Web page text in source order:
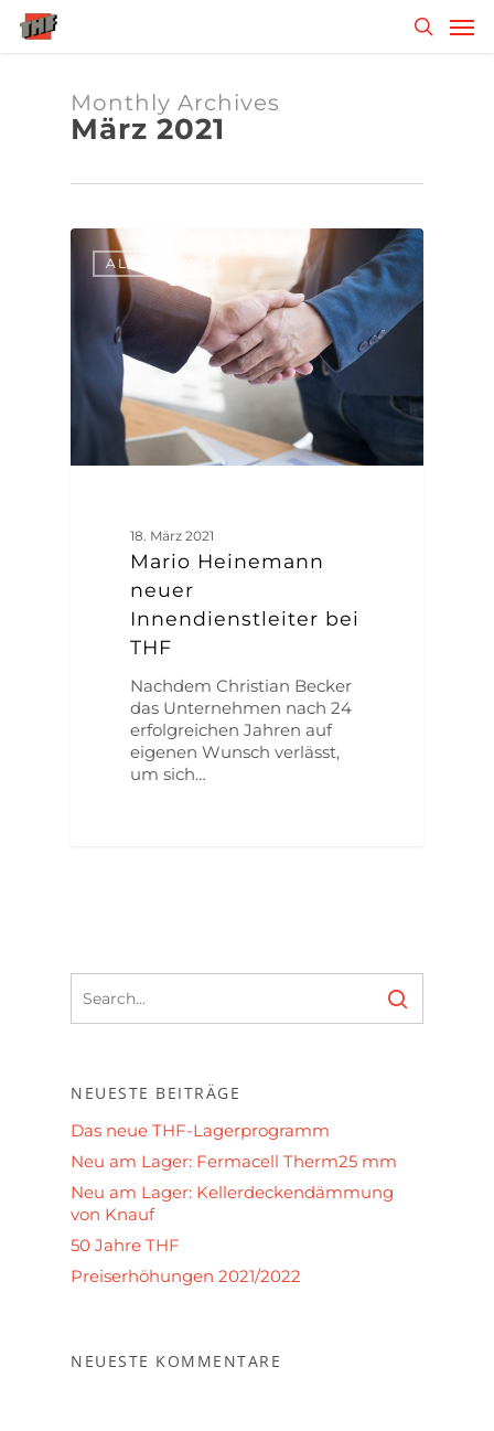
Skip
Monthly Archives
März 2021
ALLGEMEIN
18. März 2021
Mario Heinemann
neuer
Innendienstleiter bei
THF
Nachdem Christian Becker
das Unternehmen nach 24
erfolgreichen Jahren auf
eigenen Wunsch verlässt,
um sich…
NEUESTE BEITRÄGE
Das neue THF-Lagerprogramm
Neu am Lager: Fermacell Therm25 mm
Neu am Lager: Kellerdeckendämmung
von Knauf
50 Jahre THF
Preiserhöhungen 2021/2022
NEUESTE KOMMENTARE